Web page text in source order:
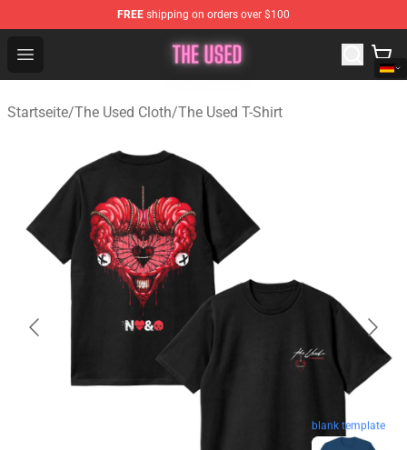
FREE shipping on orders over $100
Open menu
The Used Store - Official The Used Merchandise Shop
Startseite/The Used Cloth/The Used T-Shirt
blank template